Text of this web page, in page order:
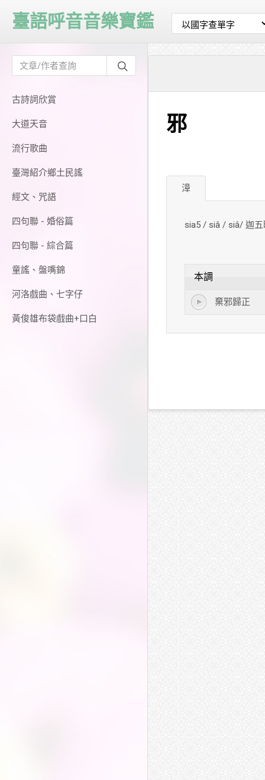
古詩詞欣賞
大道天音
流行歌曲
臺灣紹介鄉土民謠
經文、咒語
四句聯 - 婚俗篇
四句聯 - 綜合篇
童謠、盤嘴錦
河洛戲曲、七字仔
黃俊雄布袋戲曲+口白
臺語呼音音樂寶鑑
邪
漳
sia5 / siâ / siâ/ 迦五
本調
棄邪歸正